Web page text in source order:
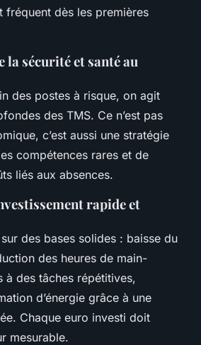
fréquent dès les premières
sécurité et santé au
des postes à risque, on agit
des TMS. Ce n’est pas
c’est aussi une stratégie
compétences rares et de
liés aux absences.
rapide et
des bases solides : baisse du
des heures de main-
à des tâches répétitives,
d’énergie grâce à une
Chaque euro investi doit
mesurable.